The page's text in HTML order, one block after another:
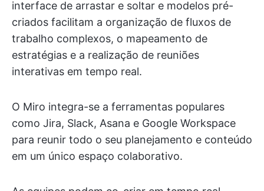
interface de arrastar e soltar e modelos pré-
criados facilitam a organização de fluxos de
trabalho complexos, o mapeamento de
estratégias e a realização de reuniões
interativas em tempo real.
O Miro integra-se a ferramentas populares
como Jira, Slack, Asana e Google Workspace
para reunir todo o seu planejamento e conteúdo
em um único espaço colaborativo.